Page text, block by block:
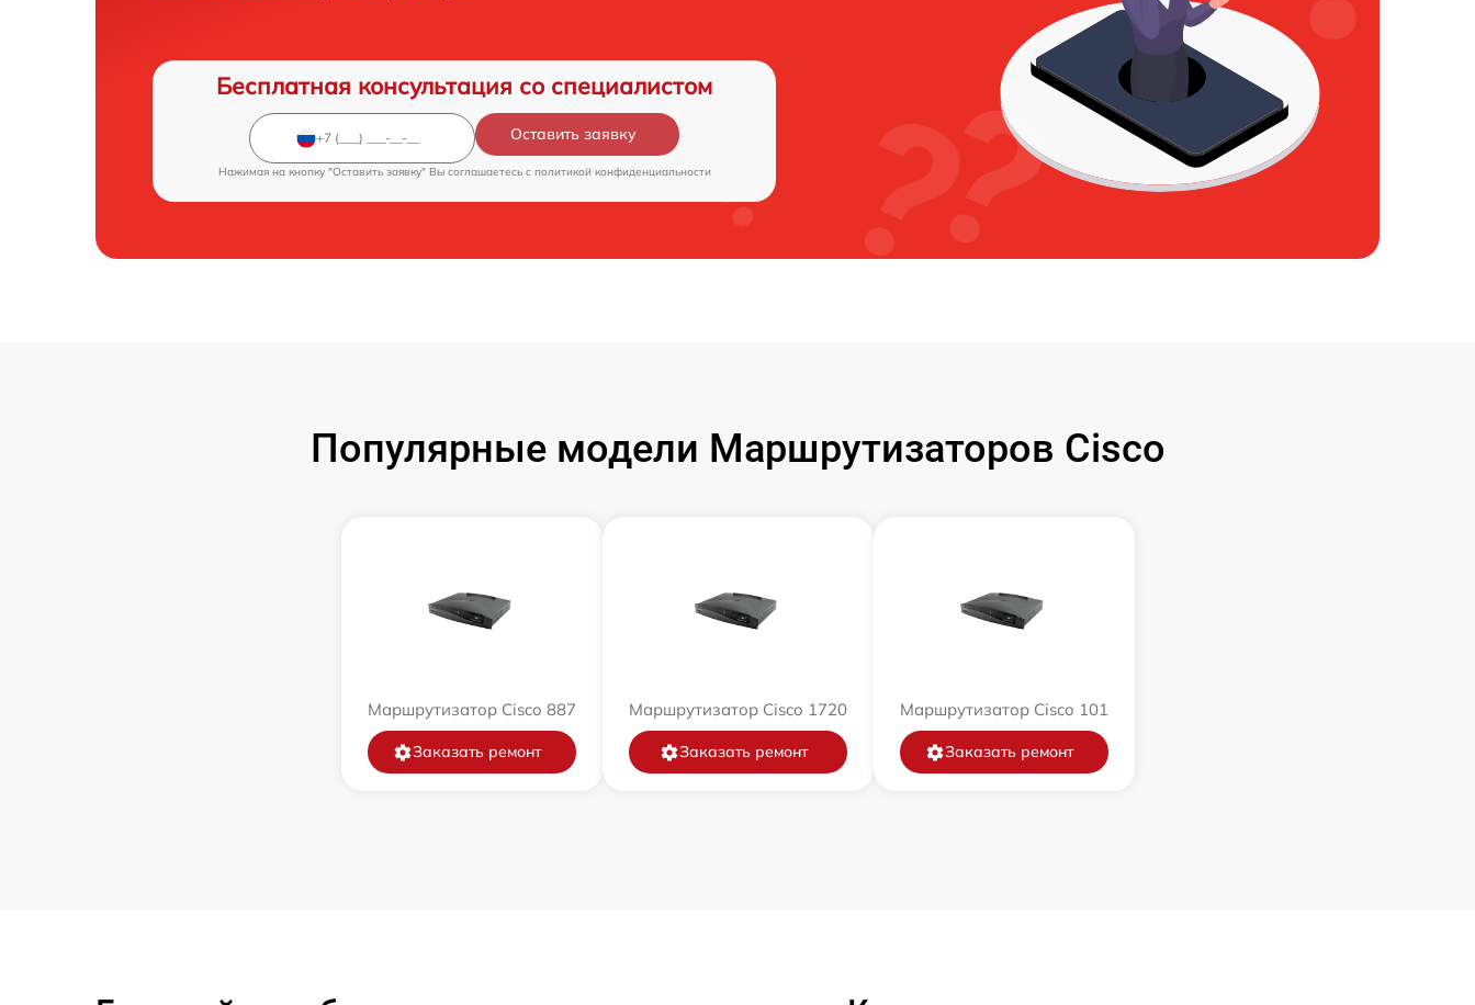
Бесплатная консультация со специалистом
Оставить заявку
Нажимая на кнопку "Оставить заявку" Вы соглашаетесь c политикой конфиденциальности
Популярные модели Маршрутизаторов Cisco
Маршрутизатор Cisco 887
Заказать ремонт
Маршрутизатор Cisco 1720
Заказать ремонт
Маршрутизатор Cisco 101
Заказать ремонт